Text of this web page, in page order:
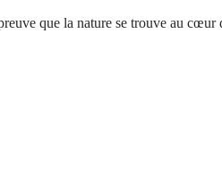
que la nature se trouve au cœur